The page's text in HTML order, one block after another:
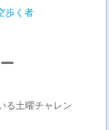
歩く者
る土曜チャレン